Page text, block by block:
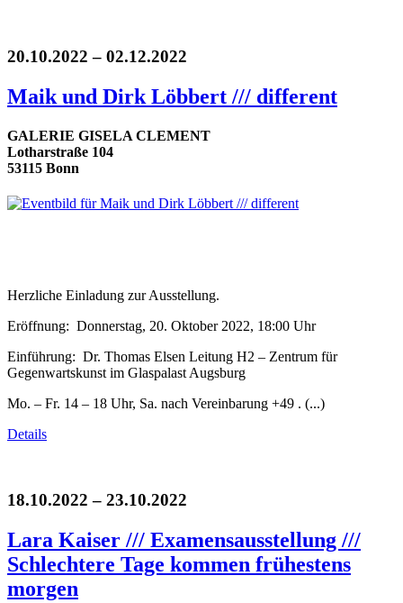
20.10.2022 – 02.12.2022
Maik und Dirk Löbbert /// different
GALERIE GISELA CLEMENT
Lotharstraße 104
53115 Bonn
Herzliche Einladung zur Ausstellung.
Eröffnung: Donnerstag, 20. Oktober 2022, 18:00 Uhr
Einführung: Dr. Thomas Elsen Leitung H2 – Zentrum für
Gegenwartskunst im Glaspalast Augsburg
Mo. – Fr. 14 – 18 Uhr, Sa. nach Vereinbarung +49 . (...)
Details
18.10.2022 – 23.10.2022
Lara Kaiser /// Examensausstellung ///
Schlechtere Tage kommen frühestens
morgen